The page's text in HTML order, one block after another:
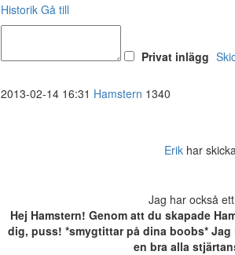
Historik Gå till
Privat inlägg
2013-02-14 16:31 Hamstern 1340
Erik har
Jag har också
Hej Hamstern! Genom att du skapade
dig, puss! *smygtittar på dina boobs*
en bra alla